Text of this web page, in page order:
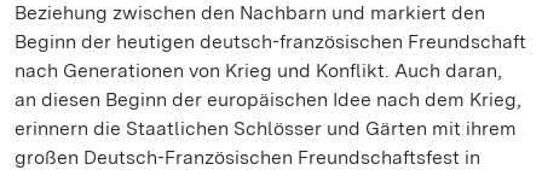
Beziehung zwischen den Nachbarn und markiert den
Beginn der heutigen deutsch-französischen Freundschaft
nach Generationen von Krieg und Konflikt. Auch daran,
an diesen Beginn der europäischen Idee nach dem Krieg,
erinnern die Staatlichen Schlösser und Gärten mit ihrem
großen Deutsch-Französischen Freundschaftsfest in